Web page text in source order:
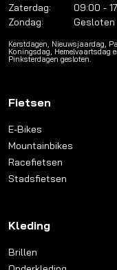
Zaterdag:
09:00 -
Zondag:
Gesloten
Kerstdagen, Nieuwsjaardag,
Koningsdag, Hemelvaartsdag
Pinksterdagen gesloten.
Fietsen
E-Bikes
Mountainbikes
Racefietsen
Stadsfietsen
Kleding
Brillen